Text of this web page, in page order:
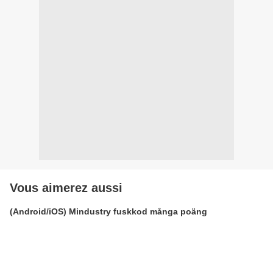
Vous aimerez aussi
(Android/iOS) Mindustry fuskkod många poäng